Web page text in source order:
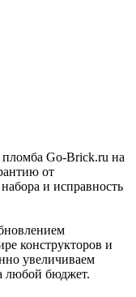
Go-Brick.ru на
от
и исправность
конструкторов и
увеличиваем
любой бюджет.